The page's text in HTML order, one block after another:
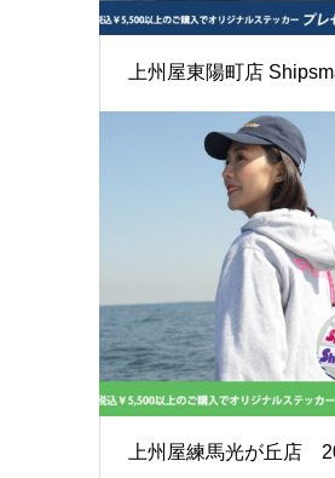
上州屋東陽町店
上州屋練馬光が丘店